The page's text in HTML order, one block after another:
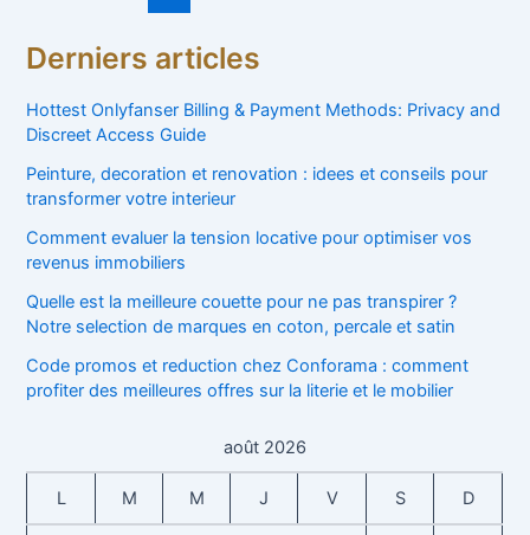
Derniers articles
Hottest Onlyfanser Billing & Payment Methods: Privacy and
Discreet Access Guide
Peinture, decoration et renovation : idees et conseils pour
transformer votre interieur
Comment evaluer la tension locative pour optimiser vos
revenus immobiliers
Quelle est la meilleure couette pour ne pas transpirer ?
Notre selection de marques en coton, percale et satin
Code promos et reduction chez Conforama : comment
profiter des meilleures offres sur la literie et le mobilier
août 2026
L M M J V S D